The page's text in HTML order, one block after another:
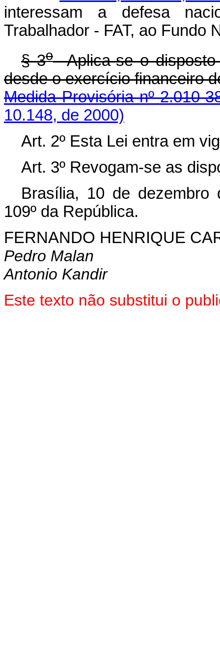
interessam a defesa
Trabalhador - FAT, ao Fundo
§ 3oAplica-se o disposto
desde o exercício
Medida Provisória nº 2.010-
10.148, de 2000)
Art. 2º Esta Lei entra em
Art. 3º Revogam-se as
Brasília, 10 de dezembro
109º da República.
FERNANDO HENRIQUE
Pedro Malan
Antonio Kandir
Este texto não substitui o